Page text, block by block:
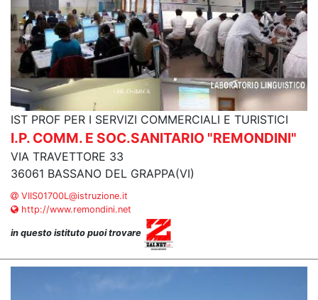
IST PROF PER I SERVIZI COMMERCIALI E TURISTICI
I.P. COMM. E SOC.SANITARIO "REMONDINI"
VIA TRAVETTORE 33
36061 BASSANO DEL GRAPPA(VI)
VIIS01700L@istruzione.it
http://www.remondini.net
in questo istituto puoi trovare